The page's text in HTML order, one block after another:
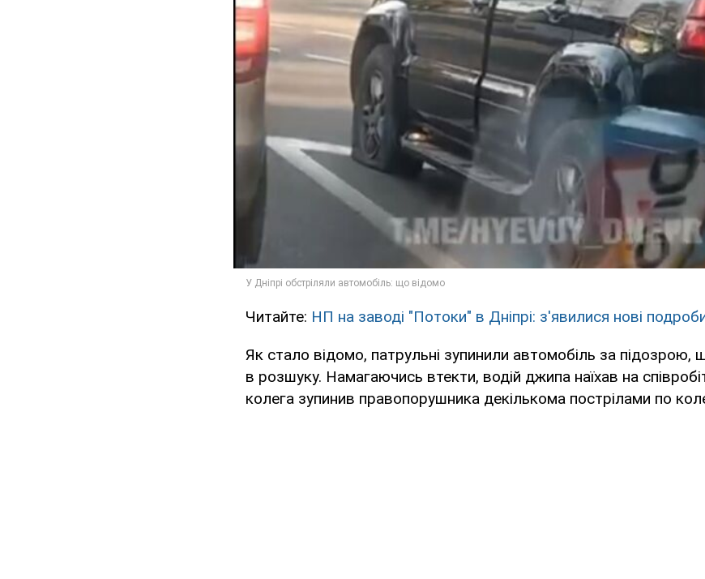
Читайте: НП на заводі "Потоки" в Дніпрі: з'явилися нові
Як стало відомо, патрульні зупинили автомобіль за підозрою,
в розшуку. Намагаючись втекти, водій джипа наїхав на
колега зупинив правопорушника декількома пострілами по